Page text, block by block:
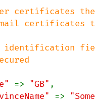
certificates the
certificates
=> "GB" ,
=>